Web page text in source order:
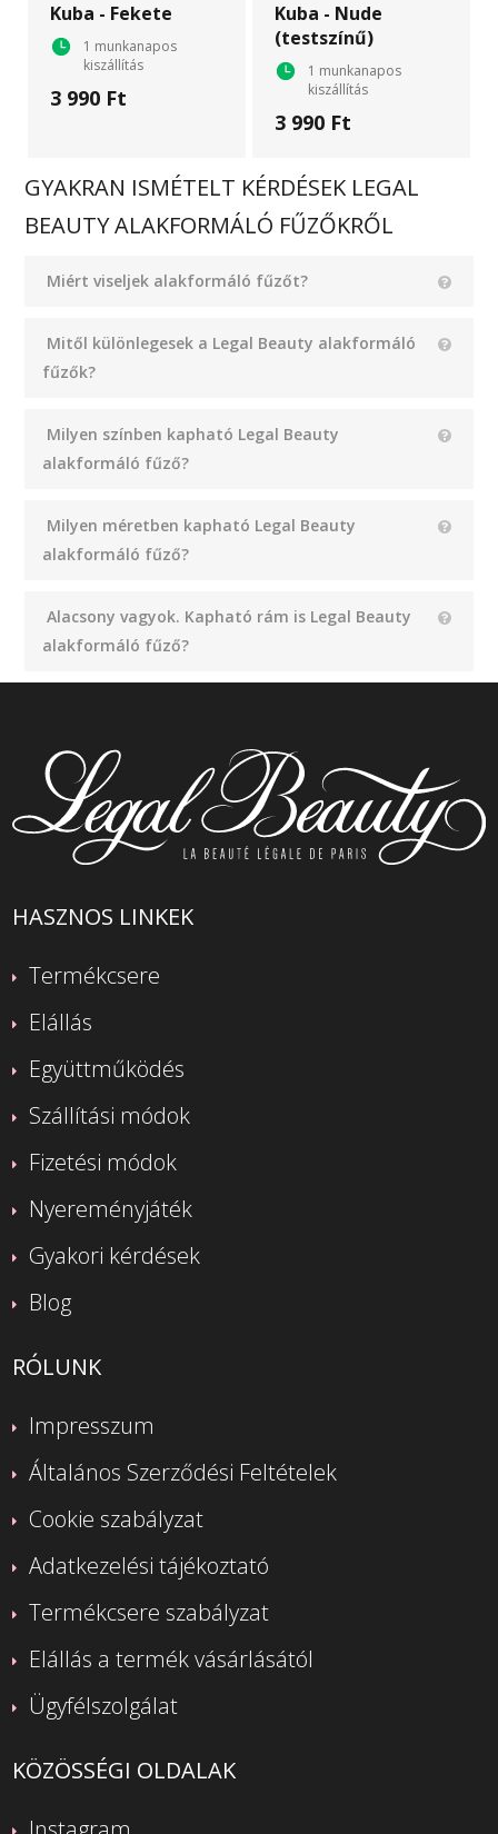
Kuba - Fekete
1 munkanapos
kiszállítás
3 990 Ft
Kuba - Nude
(testszínű)
1 munkanapos
kiszállítás
3 990 Ft
GYAKRAN ISMÉTELT KÉRDÉSEK LEGAL
BEAUTY ALAKFORMÁLÓ FŰZŐKRŐL
Miért viseljek alakformáló fűzőt?
Mitől különlegesek a Legal Beauty alakformáló
fűzők?
Milyen színben kapható Legal Beauty
alakformáló fűző?
Milyen méretben kapható Legal Beauty
alakformáló fűző?
Alacsony vagyok. Kapható rám is Legal Beauty
alakformáló fűző?
HASZNOS LINKEK
Termékcsere
Elállás
Együttműködés
Szállítási módok
Fizetési módok
Nyereményjáték
Gyakori kérdések
Blog
RÓLUNK
Impresszum
Általános Szerződési Feltételek
Cookie szabályzat
Adatkezelési tájékoztató
Termékcsere szabályzat
Elállás a termék vásárlásától
Ügyfélszolgálat
KÖZÖSSÉGI OLDALAK